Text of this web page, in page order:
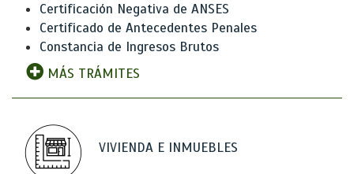
Certificación Negativa de ANSES
Certificado de Antecedentes Penales
Constancia de Ingresos Brutos
MÁS TRÁMITES
VIVIENDA E INMUEBLES